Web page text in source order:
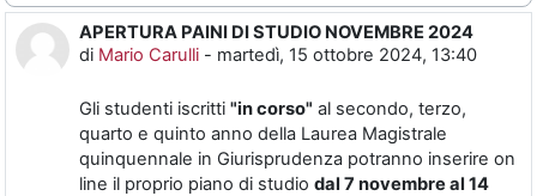
APERTURA PAINI DI STUDIO NOVEMBRE 2024
di Mario Carulli - martedì, 15 ottobre 2024, 13:40
Numero di risposte: 0
Gli studenti iscritti "in corso" al secondo, terzo,
quarto e quinto anno della Laurea Magistrale
quinquennale in Giurisprudenza potranno inserire on
line il proprio piano di studio dal 7 novembre al 14